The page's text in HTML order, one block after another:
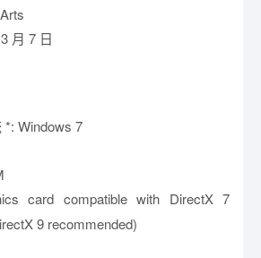
月 7 日
Windows 7
card compatible with DirectX 7
9 recommended)